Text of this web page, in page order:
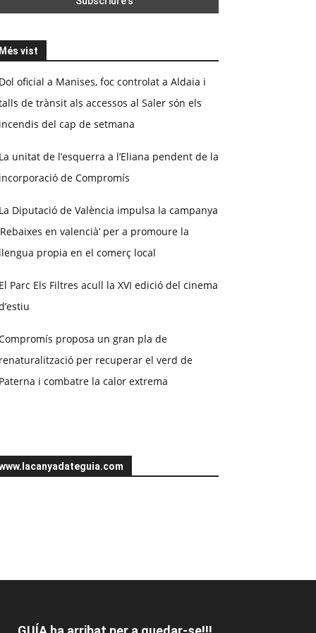
Més vist
Dol oficial a Manises, foc controlat a Aldaia i
de trànsit als accessos al Saler són els
incendis del cap de setmana
La unitat de l’esquerra a l’Eliana pendent de la
incorporació de Compromís
La Diputació de València impulsa la campanya
en valencià’ per a promoure la
llengua propia en el comerç local
El Parc Els Filtres acull la XVI edició del cinema
proposa un gran pla de
renaturalització per recuperar el verd de
Paterna i combatre la calor extrema